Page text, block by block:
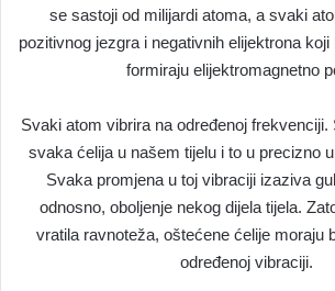
se sastoji od milijardi atoma, a svaki
pozitivnog jezgra i negativnih elijektrona
formiraju elijektromagnetno
Svaki atom vibrira na određenoj
svaka ćelija u našem tijelu i to u precizno
Svaka promjena u toj vibraciji izaziva
odnosno, oboljenje nekog dijela tijela.
vratila ravnoteža, oštećene ćelije moraju
određenoj vibraciji.